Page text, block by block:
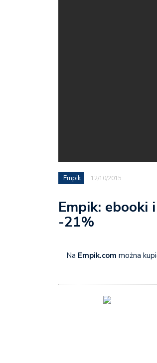
Empik 12/10/2015
Empik: ebooki
-21%
Na Empik.com można